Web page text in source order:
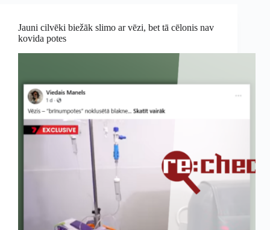
Jauni cilvēki biežāk slimo ar vēzi, bet tā cēlonis nav
kovida potes